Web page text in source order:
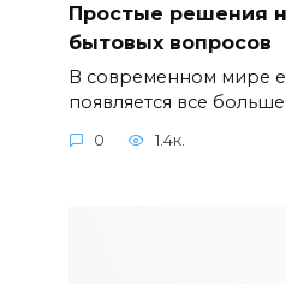
Простые решения
бытовых вопросов
В современном мире
появляется все больше
0 1.4к.